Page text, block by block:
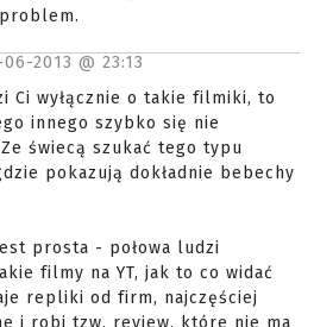
06-2013 @ 23:13
Ci wyłącznie o takie filmiki, to
innego szybko się nie
świecą szukać tego typu
pokazują dokładnie bebechy
prosta - połowa ludzi
filmy na YT, jak to co widać
repliki od firm, najczęściej